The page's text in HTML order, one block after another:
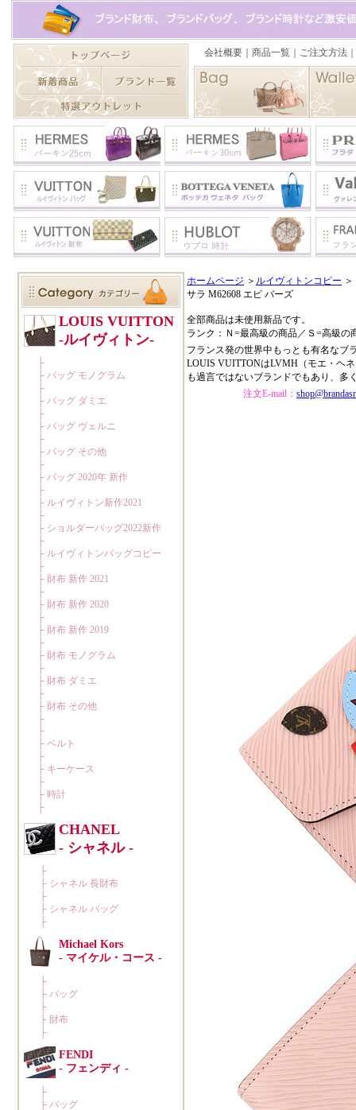
ホームページ ＞ ルイヴィトンコピー ＞
サラ M62608 エピ バーズ
全部商品は未使用新品です。
ランク：Ｎ=最高級の商品／Ｓ=高級の
フランス発の世界中もっとも有名なブ
LOUIS VUITTONはLVMH（モエ・ヘ
も過言ではないブランドでもあり、多
注文E-mail：